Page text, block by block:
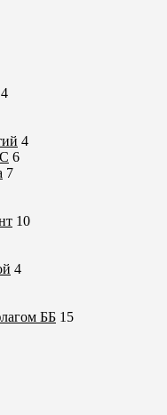
4
4
6
7
10
4
ББ 15